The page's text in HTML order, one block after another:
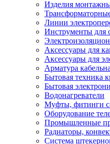
Изделия
Линии
Инструменты для
Аксессуары для
Аксессуары для
Арматура
Бытовая техника
Бытовая
Водонагреватели
Муфты, фитинги
Оборудование
Промышленные
Радиаторы,
Система